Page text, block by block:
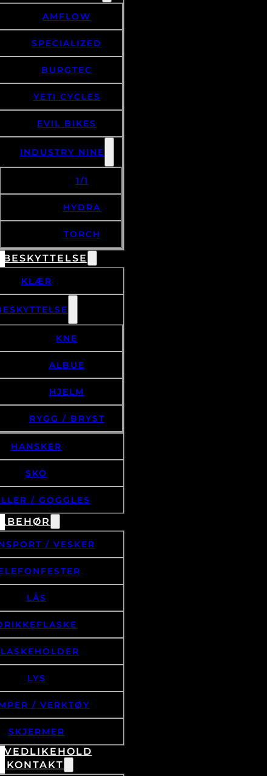
AMFLOW
SPECIALIZED
BURGTEC
YETI CYCLES
EVIL BIKES
INDUSTRY NINE
1/1
HYDRA
TORCH
KLÆR
KNE
ALBUE
HJELM
RYGG / BRYST
HANSKER
SKO
/ GOGGLES
/ VESKER
LÅS
LYS
/ VERKTØY
SKJERMER
VEDLIKEHOLD
KONTAKT